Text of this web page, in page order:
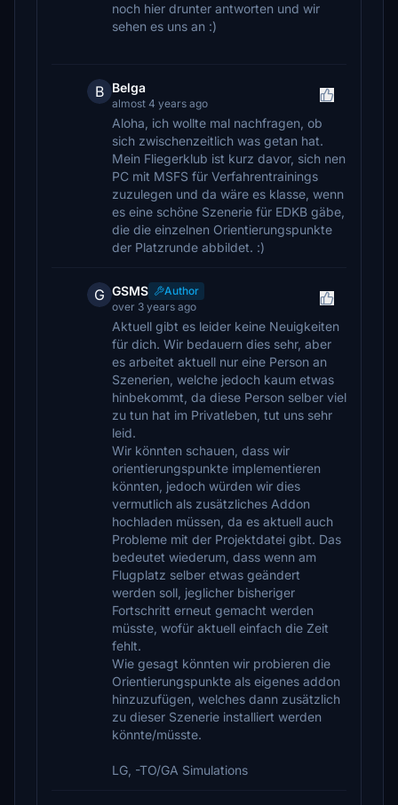
noch hier drunter antworten und wir
sehen es uns an :)
B Belga
almost 4 years ago
Aloha, ich wollte mal nachfragen, ob
sich zwischenzeitlich was getan hat.
Mein Fliegerklub ist kurz davor, sich nen
PC mit MSFS für Verfahrentrainings
zuzulegen und da wäre es klasse, wenn
es eine schöne Szenerie für EDKB gäbe,
die die einzelnen Orientierungspunkte
der Platzrunde abbildet. :)
G GSMS
Author
over 3 years ago
Aktuell gibt es leider keine Neuigkeiten
für dich. Wir bedauern dies sehr, aber
es arbeitet aktuell nur eine Person an
Szenerien, welche jedoch kaum etwas
hinbekommt, da diese Person selber viel
zu tun hat im Privatleben, tut uns sehr
leid.
Wir könnten schauen, dass wir
orientierungspunkte implementieren
könnten, jedoch würden wir dies
vermutlich als zusätzliches Addon
hochladen müssen, da es aktuell auch
Probleme mit der Projektdatei gibt. Das
bedeutet wiederum, dass wenn am
Flugplatz selber etwas geändert
werden soll, jeglicher bisheriger
Fortschritt erneut gemacht werden
müsste, wofür aktuell einfach die Zeit
fehlt.
Wie gesagt könnten wir probieren die
Orientierungspunkte als eigenes addon
hinzuzufügen, welches dann zusätzlich
zu dieser Szenerie installiert werden
könnte/müsste.
LG, -TO/GA Simulations